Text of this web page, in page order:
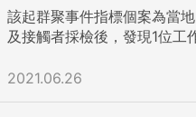
該起群聚事件指標個案為當
及接觸者採檢後，發現1位工
2021.06.26